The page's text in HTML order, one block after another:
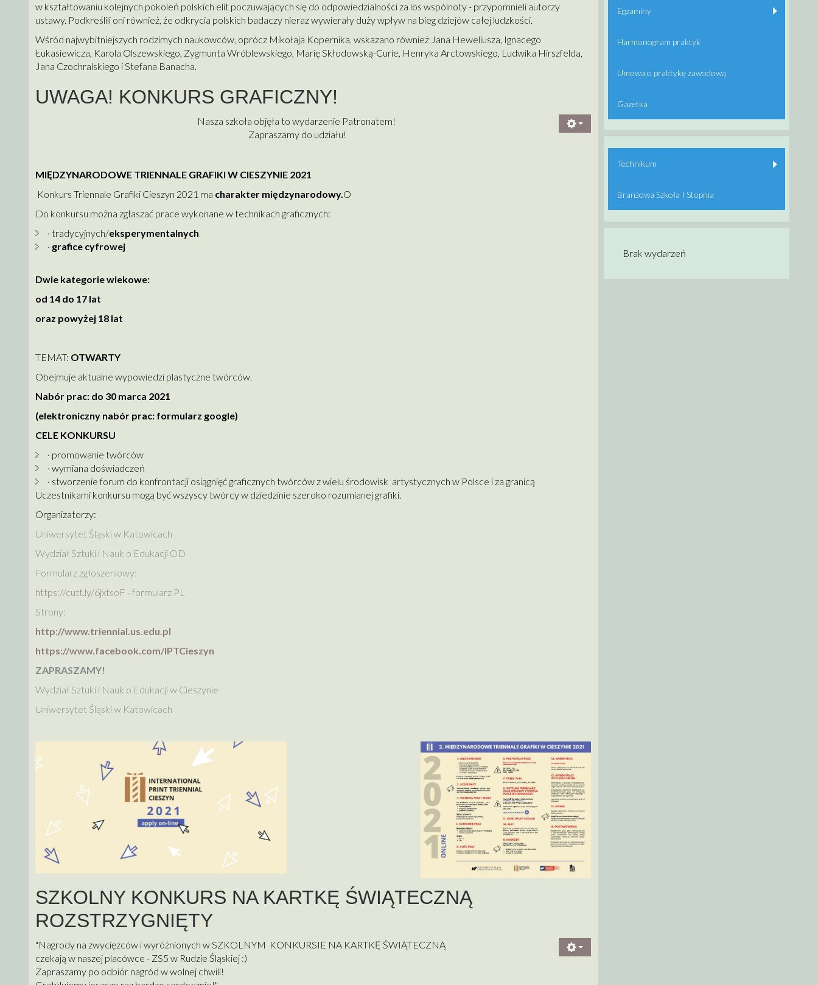
w kształtowaniu kolejnych pokoleń polskich elit poczuwających się do odpowiedzialności za los wspólnoty - przypomnieli autorzy
ustawy. Podkreślili oni również, że odkrycia polskich badaczy nieraz wywierały duży wpływ na bieg dziejów całej ludzkości.
Wśród najwybitniejszych rodzimych naukowców, oprócz Mikołaja Kopernika, wskazano również Jana Heweliusza, Ignacego
Łukasiewicza, Karola Olszewskiego, Zygmunta Wróblewskiego, Marię Skłodowską-Curie, Henryka Arctowskiego, Ludwika Hirszfelda,
Jana Czochralskiego i Stefana Banacha.
UWAGA! KONKURS GRAFICZNY!
Nasza szkoła objęła to wydarzenie Patronatem!
Zapraszamy do udziału!
MIĘDZYNARODOWE TRIENNALE GRAFIKI W CIESZYNIE 2021
Konkurs Triennale Grafiki Cieszyn 2021 ma charakter międzynarodowy.O
Do konkursu można zgłaszać prace wykonane w technikach graficznych:
· tradycyjnych/eksperymentalnych
· grafice cyfrowej
Dwie kategorie wiekowe:
od 14 do 17 lat
oraz powyżej 18 lat
TEMAT: OTWARTY
Obejmuje aktualne wypowiedzi plastyczne twórców.
Nabór prac: do 30 marca 2021
(elektroniczny nabór prac: formularz google)
CELE KONKURSU
· promowanie twórców
· wymiana doświadczeń
· stworzenie forum do konfrontacji osiągnięć graficznych twórców z wielu środowisk artystycznych w Polsce i za granicą
Uczestnikami konkursu mogą być wszyscy twórcy w dziedzinie szeroko rozumianej grafiki.
Organizatorzy:
Uniwersytet Śląski w Katowicach
Wydział Sztuki i Nauk o Edukacji OD
Formularz zgłoszeniowy:
https://cutt.ly/6jxtsoF - formularz PL
Strony:
http://www.triennial.us.edu.pl
https://www.facebook.com/IPTCieszyn
ZAPRASZAMY!
Wydział Sztuki i Nauk o Edukacji w Cieszynie
Uniwersytet Śląski w Katowicach
SZKOLNY KONKURS NA KARTKĘ ŚWIĄTECZNĄ
ROZSTRZYGNIĘTY
"Nagrody na zwycięzców i wyróżnionych w SZKOLNYM KONKURSIE NA KARTKĘ ŚWIĄTECZNĄ
czekają w naszej placówce - ZS5 w Rudzie Śląskiej :)
Zapraszamy po odbiór nagród w wolnej chwili!
Egzaminy
Harmonogram praktyk
Umowa o praktykę zawodową
Gazetka
Technikum
Branżowa Szkoła I Stopnia
Brak wydarzeń